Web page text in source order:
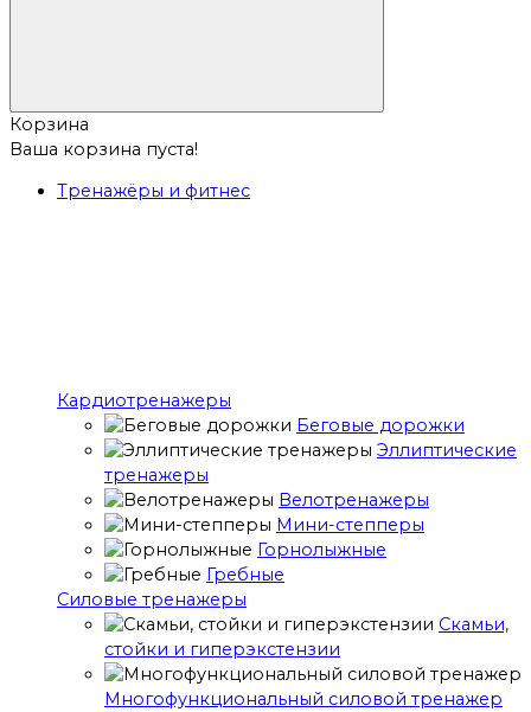
Корзина
Ваша корзина пуста!
Тренажёры и фитнес
Кардиотренажеры
Беговые дорожки
Эллиптические
тренажеры
Велотренажеры
Мини-степперы
Горнолыжные
Гребные
Cиловые тренажеры
Скамьи,
стойки и гиперэкстензии
Многофункциональный силовой тренажер